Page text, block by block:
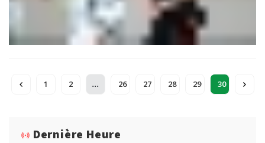
1 2 ... 26 27 28 29 30
Dernière Heure